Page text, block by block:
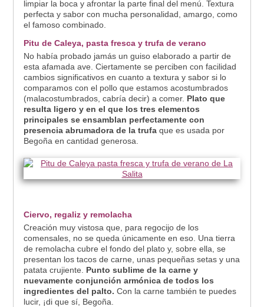
limpiar la boca y afrontar la parte final del menú. Textura
perfecta y sabor con mucha personalidad, amargo, como
el famoso combinado.
Pitu de Caleya, pasta fresca y trufa de verano
No había probado jamás un guiso elaborado a partir de
esta afamada ave. Ciertamente se perciben con facilidad
cambios significativos en cuanto a textura y sabor si lo
comparamos con el pollo que estamos acostumbrados
(malacostumbrados, cabría decir) a comer. Plato que
resulta ligero y en el que los tres elementos
principales se ensamblan perfectamente con
presencia abrumadora de la trufaque es usada por
Begoña en cantidad generosa.
Ciervo, regaliz y remolacha
Creación muy vistosa que, para regocijo de los
comensales, no se queda únicamente en eso. Una tierra
de remolacha cubre el fondo del plato y, sobre ella, se
presentan los tacos de carne, unas pequeñas setas y una
patata crujiente. Punto sublime de la carne y
nuevamente conjunción armónica de todos los
ingredientes del palto. Con la carne también te puedes
lucir, ¡di que sí, Begoña.